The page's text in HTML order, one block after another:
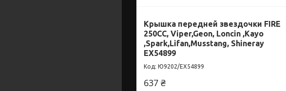
Крышка передней звездочки FIRE
250CC, Viper,Geon, Loncin ,Kayo
,Spark,Lifan,Musstang, Shineray
EX54899
Ю9202/EX54899
637 ₴